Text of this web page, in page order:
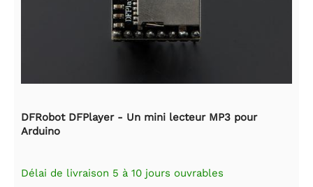
DFRobot DFPlayer - Un mini lecteur MP3 pour
Arduino
Délai de livraison 5 à 10 jours ouvrables